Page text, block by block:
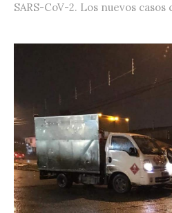
SARS-CoV-2. Los nuevos